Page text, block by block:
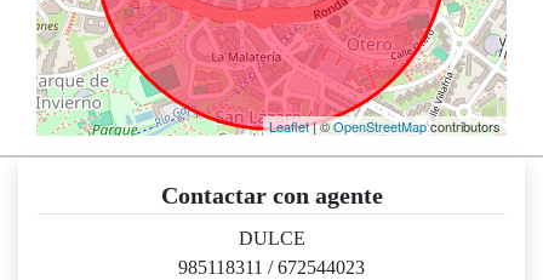
Leaflet| ©OpenStreetMapcontributors
Contactar con agente
DULCE
985118311 /672544023